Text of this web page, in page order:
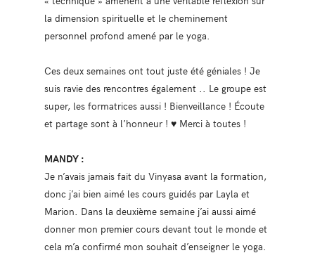
la dimension spirituelle et le cheminement
personnel profond amené par le yoga.
Ces deux semaines ont tout juste été géniales ! Je
suis ravie des rencontres également .. Le groupe est
super, les formatrices aussi ! Bienveillance ! Écoute
et partage sont à l’honneur ! ♥️ Merci à toutes !
MANDY :
Je n’avais jamais fait du Vinyasa avant la formation,
donc j’ai bien aimé les cours guidés par Layla et
Marion. Dans la deuxième semaine j’ai aussi aimé
donner mon premier cours devant tout le monde et
cela m’a confirmé mon souhait d’enseigner le yoga.